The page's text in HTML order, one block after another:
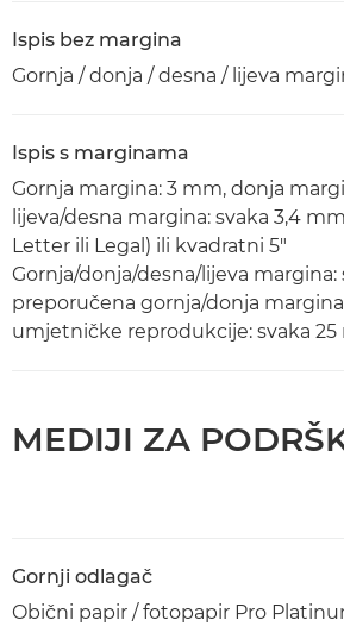
Ispis bez margina
Gornja / donja / desna / lijeva
Ispis s marginama
Gornja margina: 3 mm, donja
lijeva/desna margina: svaka 3,4
Letter ili Legal) ili kvadratni 5"
Gornja/donja/desna/lijeva margina:
preporučena gornja/donja margina
umjetničke reprodukcije: svaka 25
MEDIJI ZA
Gornji odlagač
Obični papir / fotopapir Pro